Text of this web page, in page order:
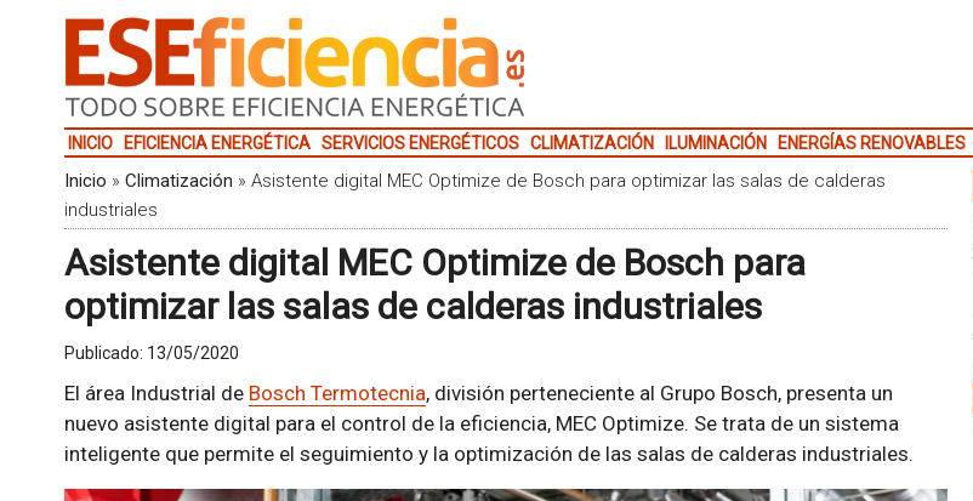
INICIO EFICIENCIA ENERGÉTICA SERVICIOS ENERGÉTICOS CLIMATIZACIÓN ILUMINACIÓN ENERGÍAS RENOVABLES
Inicio » Climatización » Asistente digital MEC Optimize de Bosch para optimizar las salas de calderas
industriales
Asistente digital MEC Optimize de Bosch para
optimizar las salas de calderas industriales
Publicado: 13/05/2020
El área Industrial de Bosch Termotecnia, división perteneciente al Grupo Bosch, presenta un
nuevo asistente digital para el control de la eficiencia, MEC Optimize. Se trata de un sistema
inteligente que permite el seguimiento y la optimización de las salas de calderas industriales.